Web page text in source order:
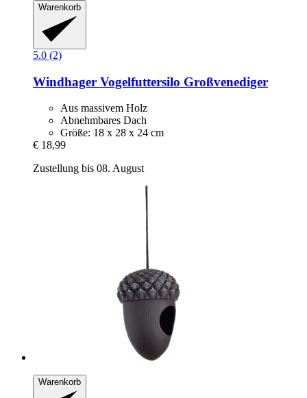
Warenkorb
5.0 (2)
Windhager Vogelfuttersilo Großvenediger
Aus massivem Holz
Abnehmbares Dach
Größe: 18 x 28 x 24 cm
€ 18,99
Zustellung bis 08. August
Warenkorb